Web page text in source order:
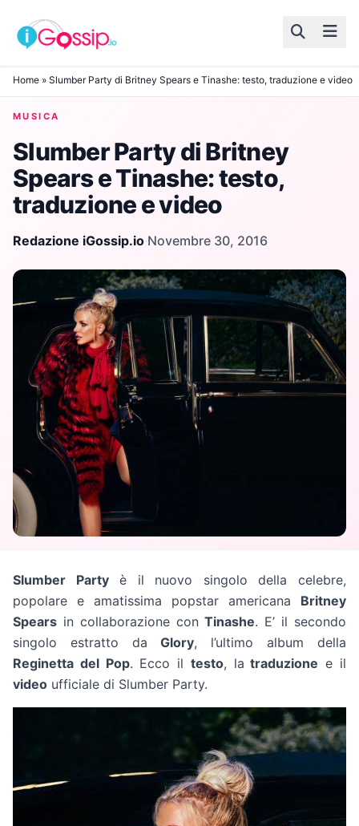
Skip to content
Home » Slumber Party di Britney Spears e Tinashe: testo, traduzione e video
MUSICA
Slumber Party di Britney
Spears e Tinashe: testo,
traduzione e video
Redazione iGossip.io·Novembre 30, 2016
Slumber Partyè il nuovo singolo della celebre,
popolare e amatissima popstar americana Britney
Spears in collaborazione con Tinashe. E’ il secondo
singolo estratto da Glory, l’ultimo album della
Reginetta del Pop. Ecco il testo, la traduzione e il
video ufficiale di Slumber Party.